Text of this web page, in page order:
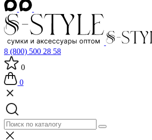
8 (800) 500 28 58
0
0